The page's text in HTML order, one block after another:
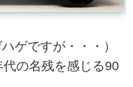
ゲですが・・・）
の名残を感じる90